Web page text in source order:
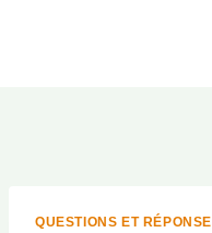
QUESTIONS ET